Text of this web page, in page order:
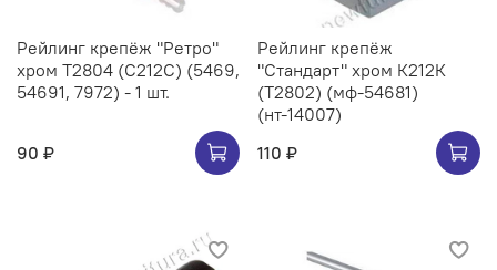
Рейлинг крепёж "Ретро"
хром Т2804 (С212C) (5469,
54691, 7972) - 1 шт.
90 ₽
Рейлинг крепёж
"Стандарт" хром К212К
(Т2802) (мф-54681)
(нт-14007)
110 ₽